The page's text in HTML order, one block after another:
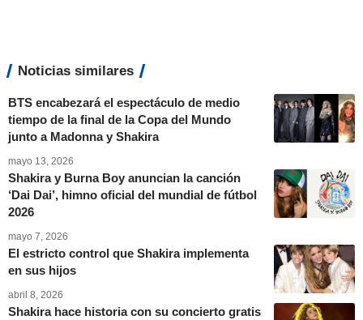
Noticias similares
BTS encabezará el espectáculo de medio
tiempo de la final de la Copa del Mundo
junto a Madonna y Shakira
mayo 13, 2026
Shakira y Burna Boy anuncian la canción
‘Dai Dai’, himno oficial del mundial de fútbol
2026
mayo 7, 2026
El estricto control que Shakira implementa
en sus hijos
abril 8, 2026
Shakira hace historia con su concierto gratis